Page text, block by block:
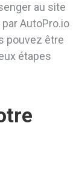
au site
AutoPro.io
pouvez être
étapes